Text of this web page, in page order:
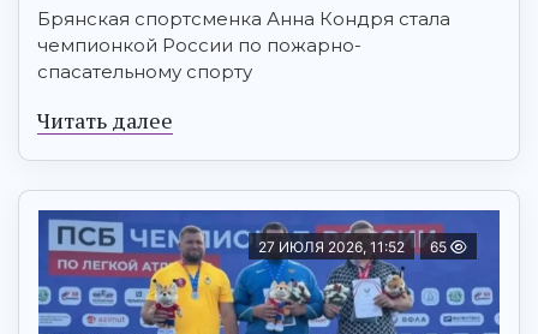
Брянская спортсменка Анна Кондря стала
чемпионкой России по пожарно-
спасательному спорту
Читать далее
27 ИЮЛЯ 2026, 11:52 65